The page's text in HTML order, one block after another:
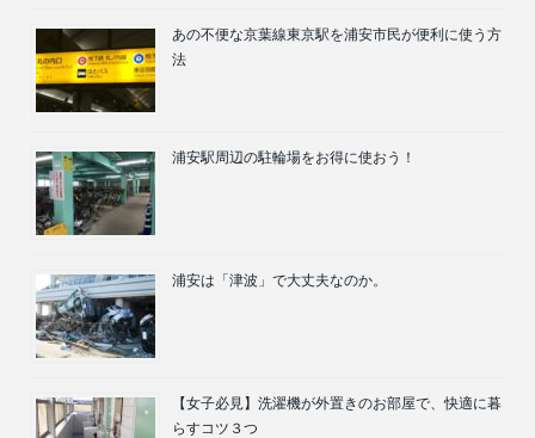
あの不便な京葉線東京駅を浦安市民が便利に使う方
法
浦安駅周辺の駐輪場をお得に使おう！
浦安は「津波」で大丈夫なのか。
【女子必見】洗濯機が外置きのお部屋で、快適に暮
らすコツ３つ